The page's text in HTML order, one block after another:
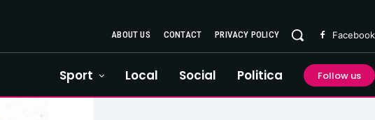
ABOUT US CONTACT PRIVACY POLICY Facebook
Sport Local Social Politica Follow us